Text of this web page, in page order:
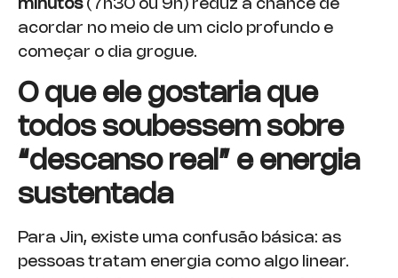
minutos(7h30 ou 9h) reduz a chance de
acordar no meio de um ciclo profundo e
começar o dia grogue.
O que ele gostaria que
todos soubessem sobre
“descanso real” e energia
sustentada
Para Jin, existe uma confusão básica: as
pessoas tratam energia como algo linear.